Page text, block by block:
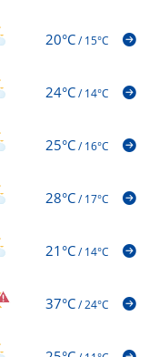
20°C/15°C
24°C/14°C
25°C/16°C
28°C/17°C
21°C/14°C
37°C/24°C